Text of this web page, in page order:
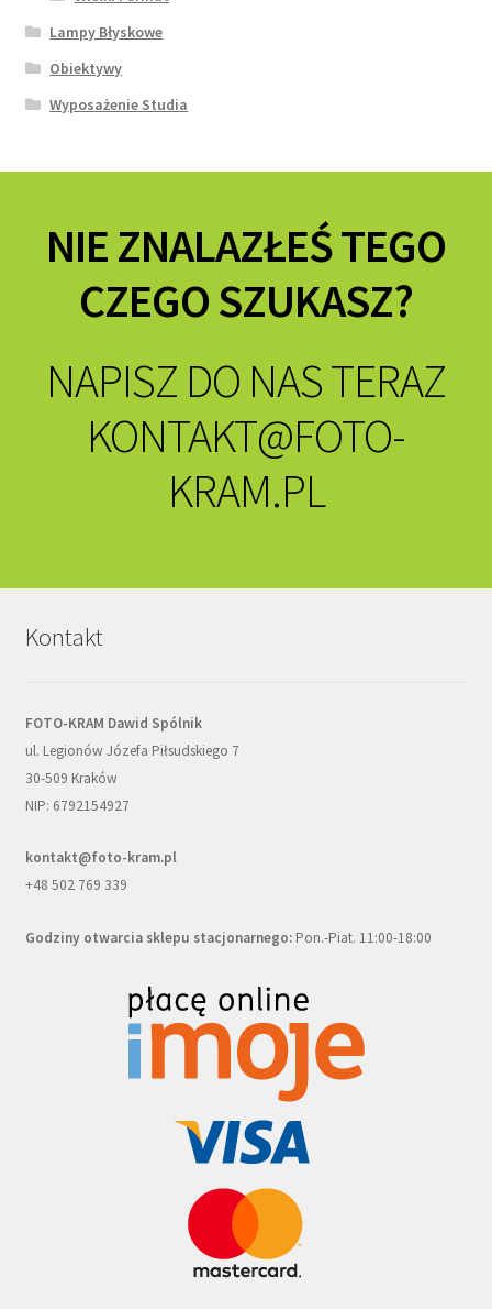
Lampy Błyskowe
Obiektywy
Wyposażenie Studia
NIE ZNALAZŁEŚ TEGO
CZEGO SZUKASZ?
NAPISZ DO NAS TERAZ
KONTAKT@FOTO-
KRAM.PL
Kontakt
FOTO-KRAM Dawid Spólnik
ul. Legionów Józefa Piłsudskiego 7
30-509 Kraków
NIP: 6792154927
kontakt@foto-kram.pl
+48 502 769 339
Godziny otwarcia sklepu stacjonarnego:Pon.-Piat. 11:00-18:00